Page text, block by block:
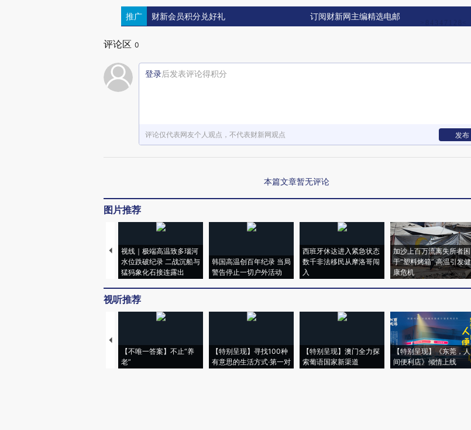
推广 财新会员积分兑好礼 订阅财新网主编精选电邮
评论区 0
登录后发表评论得积分
评论仅代表网友个人观点，不代表财新网观点 发布
本篇文章暂无评论
图片推荐
视线｜极端高温致多瑙河
水位跌破纪录 二战沉船与
猛犸象化石接连露出
韩国高温创百年纪录 当局
警告停止一切户外活动
西班牙休达进入紧急状态
数千非法移民从摩洛哥闯
入
加沙上百万流离失所者困
于“塑料烤箱” 高温引发健
康危机
视听推荐
【不唯一答案】不止“养
老”
【特别呈现】寻找100种
有意思的生活方式·第一对
【特别呈现】澳门全力探
索葡语国家新渠道
【特别呈现】《东莞，人
间便利店》倾情上线